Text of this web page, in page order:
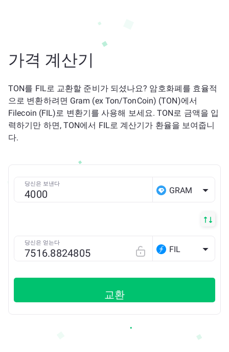
가격 계산기
TON를 FIL로 교환할 준비가 되셨나요? 암호화폐를 효율적
으로 변환하려면 Gram (ex Ton/TonCoin) (TON)에서
Filecoin (FIL)로 변환기를 사용해 보세요. TON로 금액을 입
력하기만 하면, TON에서 FIL로 계산기가 환율을 보여줍니
다.
당신은 보낸다
GRAM
당신은 얻는다
FIL
교환